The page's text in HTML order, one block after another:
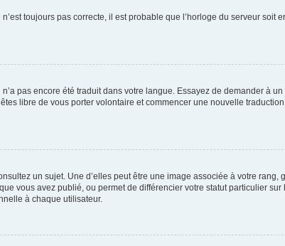
toujours pas correcte, il est probable que l’horloge du serveur soit
pas encore été traduit dans votre langue. Essayez de demander à
libre de vous porter volontaire et commencer une nouvelle
un sujet. Une d’elles peut être une image associée à votre
vous avez publié, ou permet de différencier votre statut particulier
à chaque utilisateur.